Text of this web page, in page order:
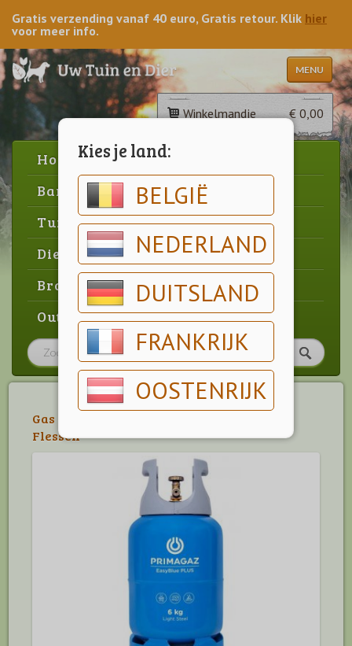
Kies je land:
BELGIË
NEDERLAND
DUITSLAND
FRANKRIJK
OOSTENRIJK
Gratis verzending vanaf 40 euro, Gratis retour. Klik hier
voor meer info.
MENU
Winkelmandje € 0,00
Home
Barbecue
Tuin
Dier
Brood & gebak
Outlet
Gas in Flessen
Flessen